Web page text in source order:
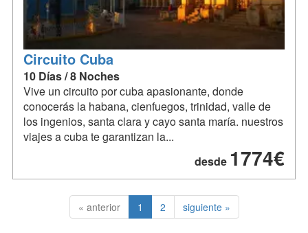
Circuito Cuba
10 Días / 8 Noches
Vive un circuito por cuba apasionante, donde
conocerás la habana, cienfuegos, trinidad, valle de
los ingenios, santa clara y cayo santa maría. nuestros
viajes a cuba te garantizan la...
desde 1774€
« anterior 1 2 siguiente »